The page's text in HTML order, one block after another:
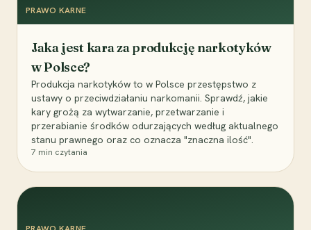
PRAWO KARNE
Jaka jest kara za produkcję narkotyków
w Polsce?
Produkcja narkotyków to w Polsce przestępstwo z
ustawy o przeciwdziałaniu narkomanii. Sprawdź, jakie
kary grożą za wytwarzanie, przetwarzanie i
przerabianie środków odurzających według aktualnego
stanu prawnego oraz co oznacza "znaczna ilość".
7 min czytania